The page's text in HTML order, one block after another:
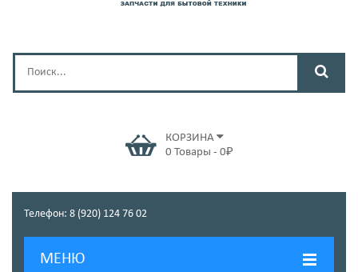
КОРЗИНА
0 Товары - 0₽
Телефон: 8 (920) 124 76 02
МЕНЮ